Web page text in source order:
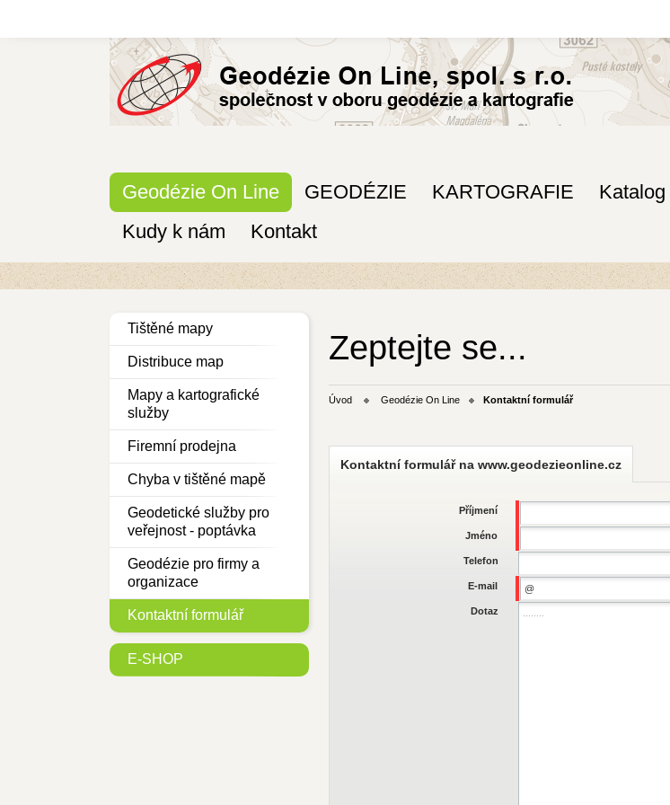
Geodézie On Line GEODÉZIE KARTOGRAFIE Katalog
Kudy k nám
Kontakt
Tištěné mapy
Distribuce map
Mapy a kartografické
služby
Firemní prodejna
Chyba v tištěné mapě
Geodetické služby pro
veřejnost - poptávka
Geodézie pro firmy a
organizace
Kontaktní formulář
E-SHOP
Zeptejte se...
Úvod Geodézie On Line Kontaktní formulář
Kontaktní formulář na www.geodezieonline.cz
Příjmení
Jméno
Telefon
E-mail
Dotaz